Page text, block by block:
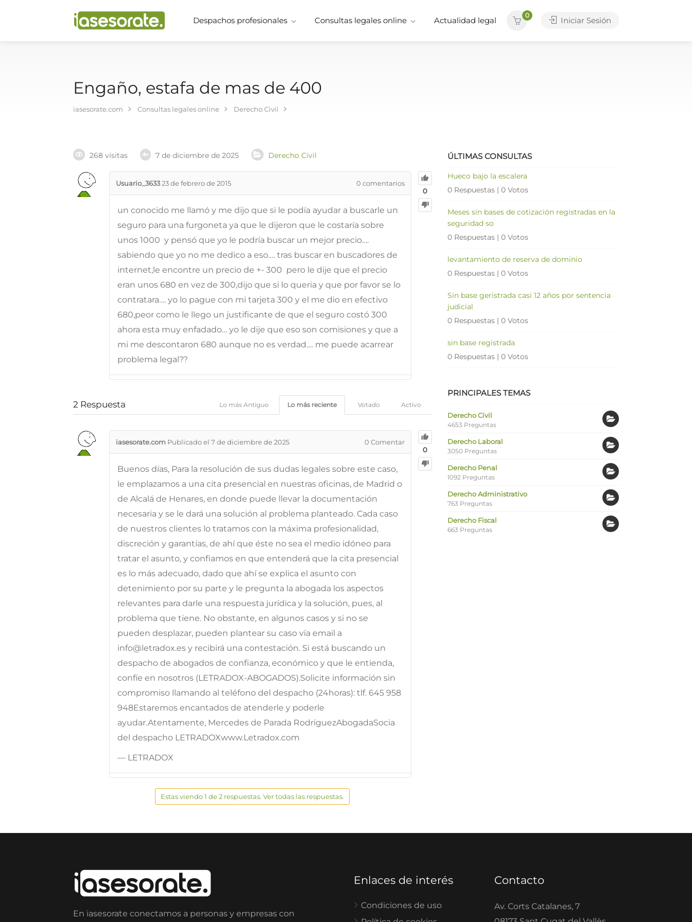
Despachos profesionales Consultas legales online Actualidad legal
0
Iniciar Sesión
Engaño, estafa de mas de 400
iasesorate.com Consultas legales online Derecho Civil
268 visitas 7 de diciembre de 2025 Derecho Civil
0
Usuario_363323 de febrero de 2015 0 comentarios
un conocido me llamó y me dijo que si le podía ayudar a buscarle un
seguro para una furgoneta ya que le dijeron que le costaría sobre
unos 1000  y pensó que yo le podría buscar un mejor precio….
sabiendo que yo no me dedico a eso…. tras buscar en buscadores de
internet,le encontre un precio de +- 300  pero le dije que el precio
eran unos 680 en vez de 300,dijo que si lo queria y que por favor se lo
contratara…. yo lo pague con mi tarjeta 300 y el me dio en efectivo
680,peor como le llego un justificante de que el seguro costó 300
ahora esta muy enfadado… yo le dije que eso son comisiones y que a
mi me descontaron 680 aunque no es verdad…. me puede acarrear
problema legal??
2 Respuesta Activo
Votado
Lo más reciente
Lo más Antiguo
0
iasesorate.com Publicado el 7 de diciembre de 2025 0 Comentar
Buenos días, Para la resolución de sus dudas legales sobre este caso,
le emplazamos a una cita presencial en nuestras oficinas, de Madrid o
de Alcalá de Henares, en donde puede llevar la documentación
necesaria y se le dará una solución al problema planteado. Cada caso
de nuestros clientes lo tratamos con la máxima profesionalidad,
discreción y garantías, de ahí que éste no sea el medio idóneo para
tratar el asunto, y confiamos en que entenderá que la cita presencial
es lo más adecuado, dado que ahí se explica el asunto con
detenimiento por su parte y le pregunta la abogada los aspectos
relevantes para darle una respuesta jurídica y la solución, pues, al
problema que tiene. No obstante, en algunos casos y si no se
pueden desplazar, pueden plantear su caso vía email a
info@letradox.es y recibirá una contestación. Si está buscando un
despacho de abogados de confianza, económico y que le entienda,
confíe en nosotros (LETRADOX-ABOGADOS).Solicite información sin
compromiso llamando al teléfono del despacho (24horas): tlf. 645 958
948Estaremos encantados de atenderle y poderle
ayudar.Atentamente, Mercedes de Parada RodríguezAbogadaSocia
del despacho LETRADOXwww.Letradox.com
— LETRADOX
Estas viendo 1 de 2 respuestas. Ver todas las respuestas.
ÚLTIMAS CONSULTAS
Hueco bajo la escalera
0 Respuestas | 0 Votos
Meses sin bases de cotización registradas en la
seguridad so
0 Respuestas | 0 Votos
levantamiento de reserva de dominio
0 Respuestas | 0 Votos
Sin base geristrada casi 12 años por sentencia
judicial
0 Respuestas | 0 Votos
sin base registrada
0 Respuestas | 0 Votos
PRINCIPALES TEMAS
Derecho Civil
4653 Preguntas
Derecho Laboral
3050 Preguntas
Derecho Penal
1092 Preguntas
Derecho Administrativo
763 Preguntas
Derecho Fiscal
663 Preguntas
En iasesorate conectamos a personas y empresas con
Enlaces de interés
Condiciones de uso
Contacto
Av. Corts Catalanes, 7